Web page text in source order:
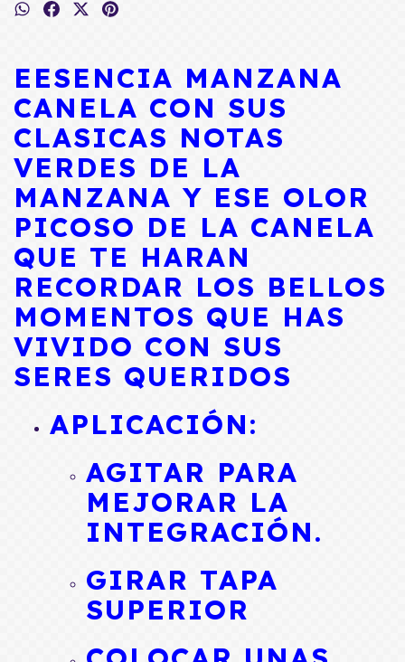
EESENCIA MANZANA
CANELA CON SUS
CLASICAS NOTAS
VERDES DE LA
MANZANA Y ESE OLOR
PICOSO DE LA CANELA
QUE TE HARAN
RECORDAR LOS BELLOS
MOMENTOS QUE HAS
VIVIDO CON SUS
SERES QUERIDOS
APLICACIÓN:
AGITAR PARA
MEJORAR LA
INTEGRACIÓN.
GIRAR TAPA
SUPERIOR